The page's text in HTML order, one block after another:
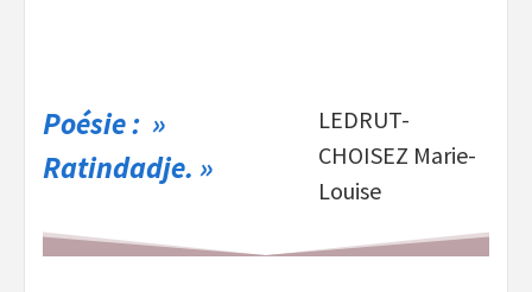
Poésie : »
Ratindadje. »
LEDRUT-
CHOISEZ Marie-
Louise